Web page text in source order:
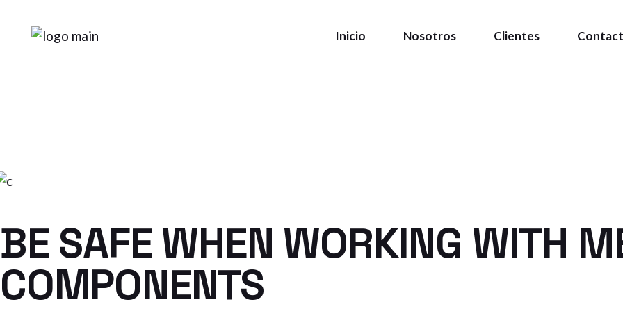
content
Inicio Nosotros Clientes
BE SAFE WHEN WORKING WITH
COMPONENTS